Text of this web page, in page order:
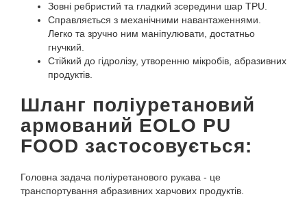
Зовні ребристий та гладкий зсередини шар TPU.
Справляється з механічними навантаженнями.
Легко та зручно ним маніпулювати, достатньо
гнучкий.
Стійкий до гідролізу, утворенню мікробів, абразивних
продуктів.
Шланг поліуретановий
армований EOLO PU
FOOD застосовується:
Головна задача поліуретанового рукава - це
транспортування абразивних харчових продуктів.